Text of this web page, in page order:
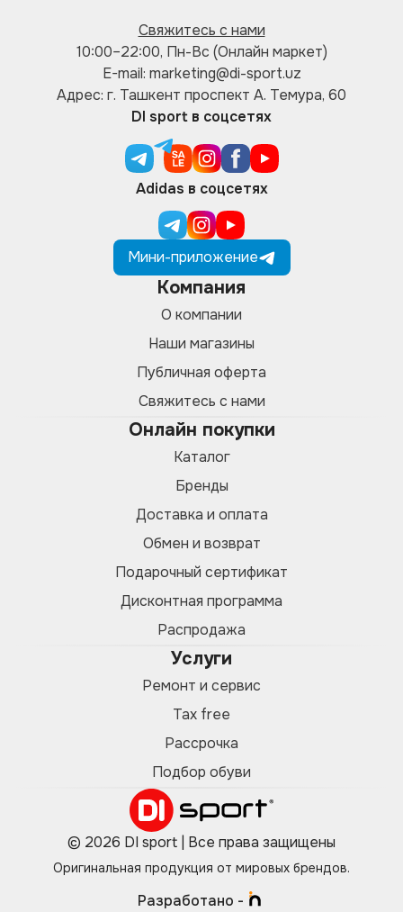
Свяжитесь с нами
10:00–22:00, Пн-Вс (Онлайн маркет)
E-mail: marketing@di-sport.uz
Адрес: г. Ташкент проспект А. Темура, 60
DI sport в соцсетях
Adidas в соцсетях
Мини-приложение
Компания
О компании
Наши магазины
Публичная оферта
Свяжитесь с нами
Онлайн покупки
Каталог
Бренды
Доставка и оплата
Обмен и возврат
Подарочный сертификат
Дисконтная программа
Распродажа
Услуги
Ремонт и сервис
Tax free
Рассрочка
Подбор обуви
© 2026 DI sport | Все права защищены
Оригинальная продукция от мировых брендов.
Разработано -